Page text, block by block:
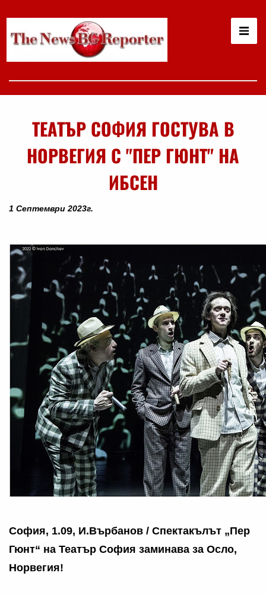
ТЕАТЪР СОФИЯ ГОСТУВА В
НОРВЕГИЯ С "ПЕР ГЮНТ" НА
ИБСЕН
1 Септември 2023г.
София, 1.09, И.Върбанов / Спектакълът „Пер
Гюнт“ на Театър София заминава за Осло,
Норвегия!